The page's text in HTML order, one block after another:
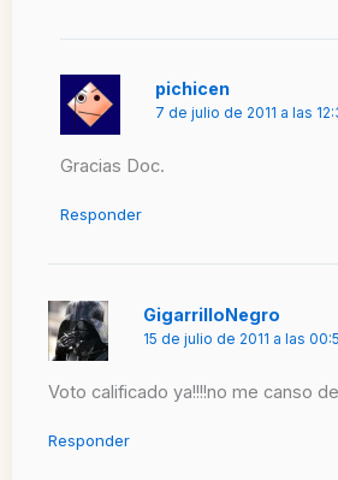
pichicen
7 de julio de 2011 a las
Gracias Doc.
Responder
GigarrilloNegro
15 de julio de 2011 a las
Voto calificado ya!!!!no me canso
Responder